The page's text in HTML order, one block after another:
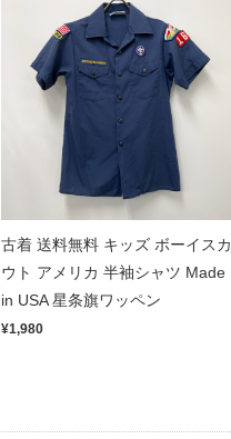
古着 送料無料 キッズ ボーイスカ
ウト アメリカ 半袖シャツ Made
in USA 星条旗ワッペン
¥1,980